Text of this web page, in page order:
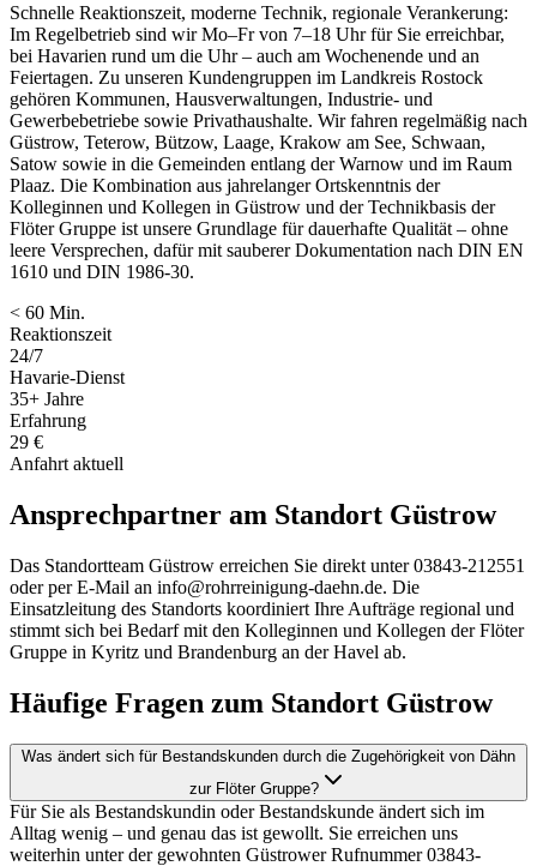
Schnelle Reaktionszeit, moderne Technik, regionale Verankerung:
Im Regelbetrieb sind wir Mo–Fr von 7–18 Uhr für Sie erreichbar,
bei Havarien rund um die Uhr – auch am Wochenende und an
Feiertagen. Zu unseren Kundengruppen im Landkreis Rostock
gehören Kommunen, Hausverwaltungen, Industrie- und
Gewerbebetriebe sowie Privathaushalte. Wir fahren regelmäßig nach
Güstrow, Teterow, Bützow, Laage, Krakow am See, Schwaan,
Satow sowie in die Gemeinden entlang der Warnow und im Raum
Plaaz. Die Kombination aus jahrelanger Ortskenntnis der
Kolleginnen und Kollegen in Güstrow und der Technikbasis der
Flöter Gruppe ist unsere Grundlage für dauerhafte Qualität – ohne
leere Versprechen, dafür mit sauberer Dokumentation nach DIN EN
1610 und DIN 1986-30.
< 60 Min.
Reaktionszeit
24/7
Havarie-Dienst
35+ Jahre
Erfahrung
29 €
Anfahrt aktuell
Ansprechpartner am Standort Güstrow
Das Standortteam Güstrow erreichen Sie direkt unter 03843-212551
oder per E-Mail an info@rohrreinigung-daehn.de. Die
Einsatzleitung des Standorts koordiniert Ihre Aufträge regional und
stimmt sich bei Bedarf mit den Kolleginnen und Kollegen der Flöter
Gruppe in Kyritz und Brandenburg an der Havel ab.
Häufige Fragen zum Standort Güstrow
Was ändert sich für Bestandskunden durch die Zugehörigkeit von Dähn
zur Flöter Gruppe?
Für Sie als Bestandskundin oder Bestandskunde ändert sich im
Alltag wenig – und genau das ist gewollt. Sie erreichen uns
weiterhin unter der gewohnten Güstrower Rufnummer 03843-